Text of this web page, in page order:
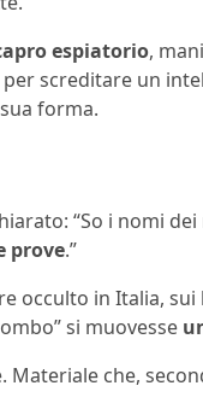
espiatorio,
screditare un
forma.
“So i nomi
prove.”
occulto in Italia,
si muovesse
che,